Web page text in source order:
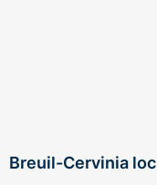
Breuil-Cervinia